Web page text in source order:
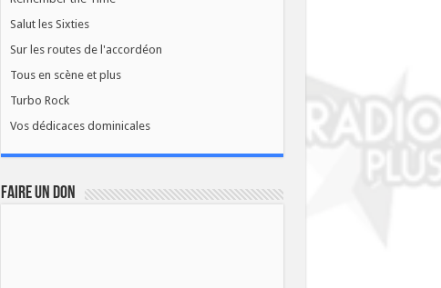
Salut les Sixties
Sur les routes de l'accordéon
Tous en scène et plus
Turbo Rock
Vos dédicaces dominicales
FAIRE UN DON